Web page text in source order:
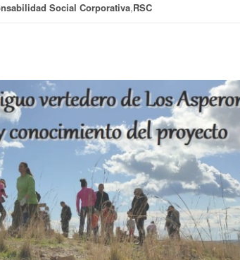
Social Corporativa,RSC